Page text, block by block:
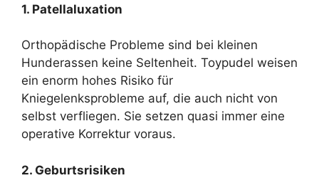
1. Patellaluxation
Orthopädische Probleme sind bei kleinen
Hunderassen keine Seltenheit. Toypudel weisen
ein enorm hohes Risiko für
Kniegelenksprobleme auf, die auch nicht von
selbst verfliegen. Sie setzen quasi immer eine
operative Korrektur voraus.
2. Geburtsrisiken